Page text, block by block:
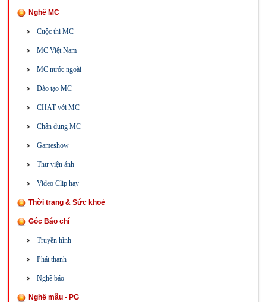
Nghề MC
Cuộc thi MC
MC Việt Nam
MC nước ngoài
Đào tạo MC
CHAT với MC
Chân dung MC
Gameshow
Thư viện ảnh
Video Clip hay
Thời trang & Sức khoẻ
Góc Báo chí
Truyền hình
Phát thanh
Nghề báo
Nghề mẫu - PG